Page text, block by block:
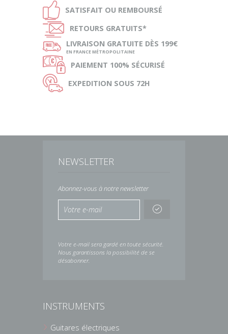
Ð SATISFAIT OU REMBOURSÉ
Ñ RETOURS GRATUITS*
ø LIVRAISON GRATUITE DÈS 199€
EN FRANCE MÉTROPOLITAINE
Ø PAIEMENT 100% SÉCURISÉ
Ù EXPEDITION SOUS 72H
NEWSLETTER
Abonnez-vous à notre newsletter
Votre e-mail sera gardé en toute sécurité.
Nous garantissons la possibilité de se
désabonner.
INSTRUMENTS
Guitares électriques